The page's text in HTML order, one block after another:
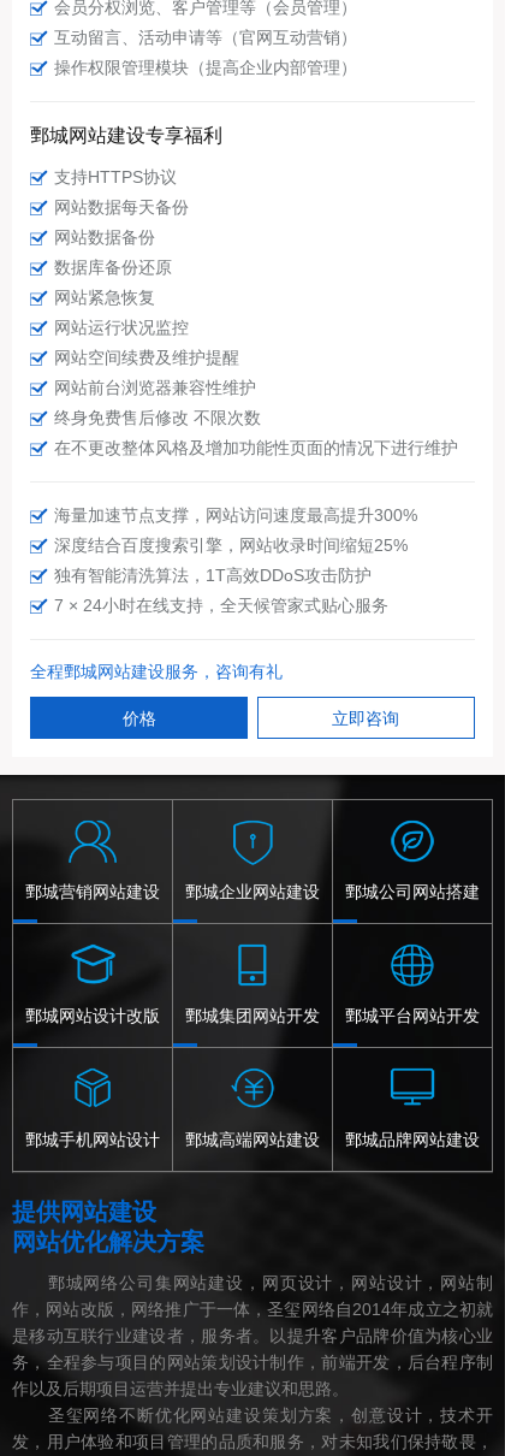
会员分权浏览、客户管理等（会员管理）
互动留言、活动申请等（官网互动营销）
操作权限管理模块（提高企业内部管理）
鄄城网站建设专享福利
支持HTTPS协议
网站数据每天备份
网站数据备份
数据库备份还原
网站紧急恢复
网站运行状况监控
网站空间续费及维护提醒
网站前台浏览器兼容性维护
终身免费售后修改 不限次数
在不更改整体风格及增加功能性页面的情况下进行维护
海量加速节点支撑，网站访问速度最高提升300%
深度结合百度搜索引擎，网站收录时间缩短25%
独有智能清洗算法，1T高效DDoS攻击防护
7 × 24小时在线支持，全天候管家式贴心服务
全程鄄城网站建设服务，咨询有礼
价格 立即咨询
鄄城营销网站建设 鄄城企业网站建设 鄄城公司网站搭建
鄄城网站设计改版 鄄城集团网站开发 鄄城平台网站开发
鄄城手机网站设计 鄄城高端网站建设 鄄城品牌网站建设
提供网站建设
网站优化解决方案
鄄城网络公司集网站建设，网页设计，网站设计，网站制
作，网站改版，网络推广于一体，圣玺网络自2014年成立之初就
是移动互联行业建设者，服务者。以提升客户品牌价值为核心业
务，全程参与项目的网站策划设计制作，前端开发，后台程序制
作以及后期项目运营并提出专业建议和思路。
圣玺网络不断优化网站建设策划方案，创意设计，技术开
发，用户体验和项目管理的品质和服务，对未知我们保持敬畏，